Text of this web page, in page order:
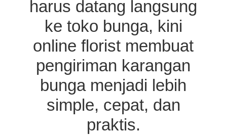
harus datang langsung
ke toko bunga, kini
online florist membuat
pengiriman karangan
bunga menjadi lebih
simple, cepat, dan
praktis.